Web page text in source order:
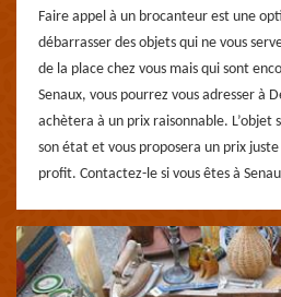
Faire appel à un brocanteur est une
débarrasser des objets qui ne vous
de la place chez vous mais qui sont
Senaux, vous pourrez vous adresser à
achètera à un prix raisonnable. L’objet
son état et vous proposera un prix
profit. Contactez-le si vous êtes à